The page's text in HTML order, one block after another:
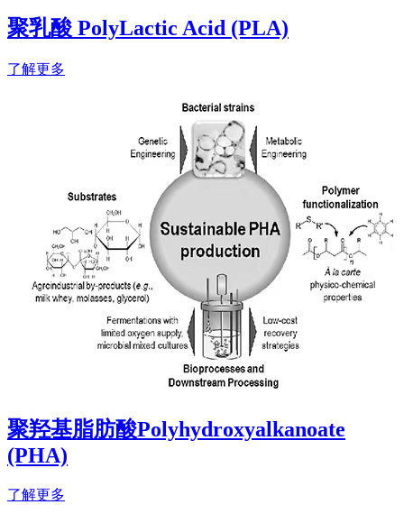
聚乳酸 PolyLactic Acid (PLA)
了解更多
聚羟基脂肪酸Polyhydroxyalkanoate
(PHA)
了解更多